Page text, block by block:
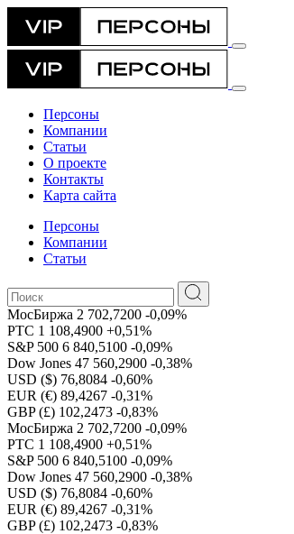
Персоны
Компании
Статьи
О проекте
Контакты
Карта сайта
Персоны
Компании
Статьи
МосБиржа 2 702,7200 -0,09%
РТС 1 108,4900 +0,51%
S&P 500 6 840,5100 -0,09%
Dow Jones 47 560,2900 -0,38%
USD ($) 76,8084 -0,60%
EUR (€) 89,4267 -0,31%
GBP (£) 102,2473 -0,83%
МосБиржа 2 702,7200 -0,09%
РТС 1 108,4900 +0,51%
S&P 500 6 840,5100 -0,09%
Dow Jones 47 560,2900 -0,38%
USD ($) 76,8084 -0,60%
EUR (€) 89,4267 -0,31%
GBP (£) 102,2473 -0,83%